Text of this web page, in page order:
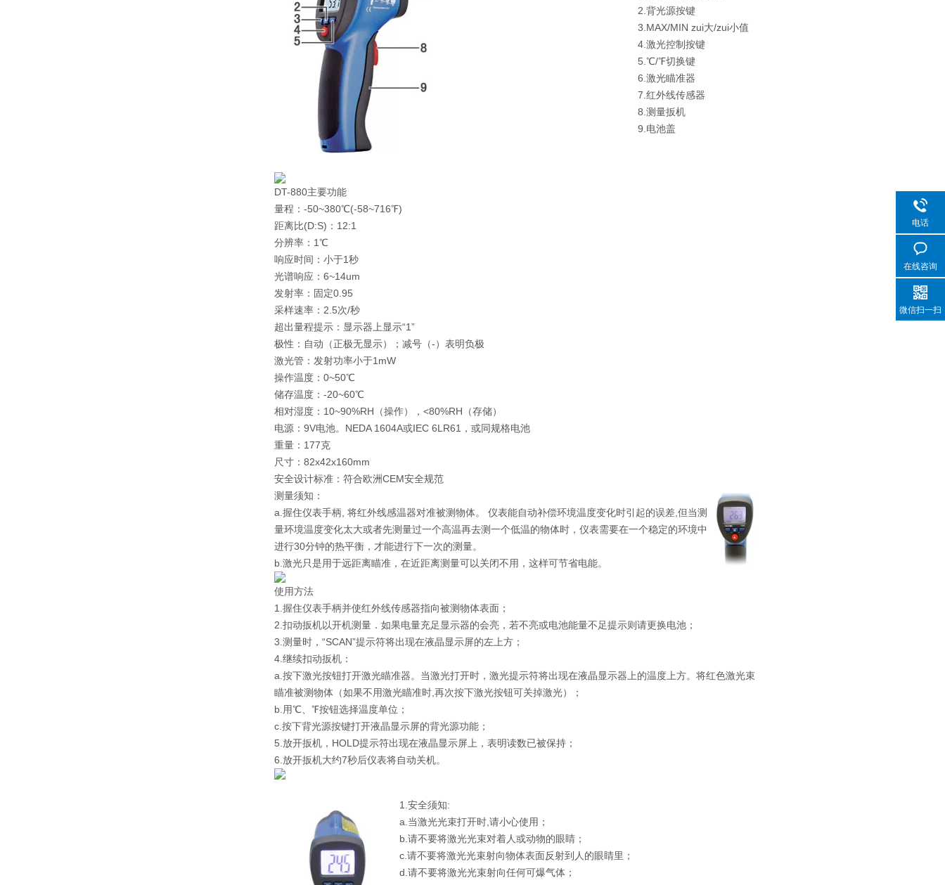
2.背光源按键
3.MAX/MIN zui大/zui小值
4.激光控制按键
5.℃/℉切换键
6.激光瞄准器
7.红外线传感器
8.测量扳机
9.电池盖
DT-880主要功能
量程：-50~380℃(-58~716℉)
距离比(D:S)：12:1
分辨率：1℃
响应时间：小于1秒
光谱响应：6~14um
发射率：固定0.95
采样速率：2.5次/秒
超出量程提示：显示器上显示“1”
极性：自动（正极无显示）；减号（-）表明负极
激光管：发射功率小于1mW
操作温度：0~50℃
储存温度：-20~60℃
相对湿度：10~90%RH（操作），<80%RH（存储）
电源：9V电池。NEDA 1604A或IEC 6LR61，或同规格电池
重量：177克
尺寸：82x42x160mm
安全设计标准：符合欧洲CEM安全规范
测量须知：
a.握住仪表手柄, 将红外线感温器对准被测物体。 仪表能自动补偿环境温度变化时引起的误差,但当测
量环境温度变化太大或者先测量过一个高温再去测一个低温的物体时，仪表需要在一个稳定的环境中
进行30分钟的热平衡，才能进行下一次的测量。
b.激光只是用于远距离瞄准，在近距离测量可以关闭不用，这样可节省电能。
使用方法
1.握住仪表手柄并使红外线传感器指向被测物体表面；
2.扣动扳机以开机测量．如果电量充足显示器的会亮，若不亮或电池能量不足提示则请更换电池；
3.测量时，“SCAN”提示符将出现在液晶显示屏的左上方；
4.继续扣动扳机：
a.按下激光按钮打开激光瞄准器。当激光打开时，激光提示符将出现在液晶显示器上的温度上方。将红色激光束
瞄准被测物体（如果不用激光瞄准时,再次按下激光按钮可关掉激光）；
b.用℃、℉按钮选择温度单位；
c.按下背光源按键打开液晶显示屏的背光源功能；
5.放开扳机，HOLD提示符出现在液晶显示屏上，表明读数已被保持；
6.放开扳机大约7秒后仪表将自动关机。
1.安全须知:
a.当激光光束打开时,请小心使用；
b.请不要将激光光束对着人或动物的眼睛；
c.请不要将激光光束射向物体表面反射到人的眼睛里；
d.请不要将激光光束射向任何可爆气体；
电话
在线咨询
微信扫一扫